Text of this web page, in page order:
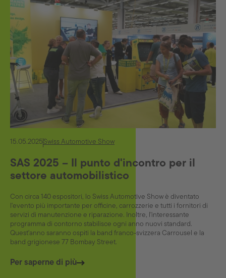
15.05.2025 Swiss Automotive Show
SAS 2025 – Il punto d'incontro per il
settore automobilistico
Con circa 140 espositori, lo Swiss Automotive Show è diventato
l'evento più importante per officine, carrozzerie e tutti i fornitori di
servizi di manutenzione e riparazione. Inoltre, l'interessante
programma di contorno stabilisce ogni anno nuovi standard.
Quest'anno saranno ospiti la band franco-svizzera Carrousel e la
band grigionese 77 Bombay Street.
Per saperne di più